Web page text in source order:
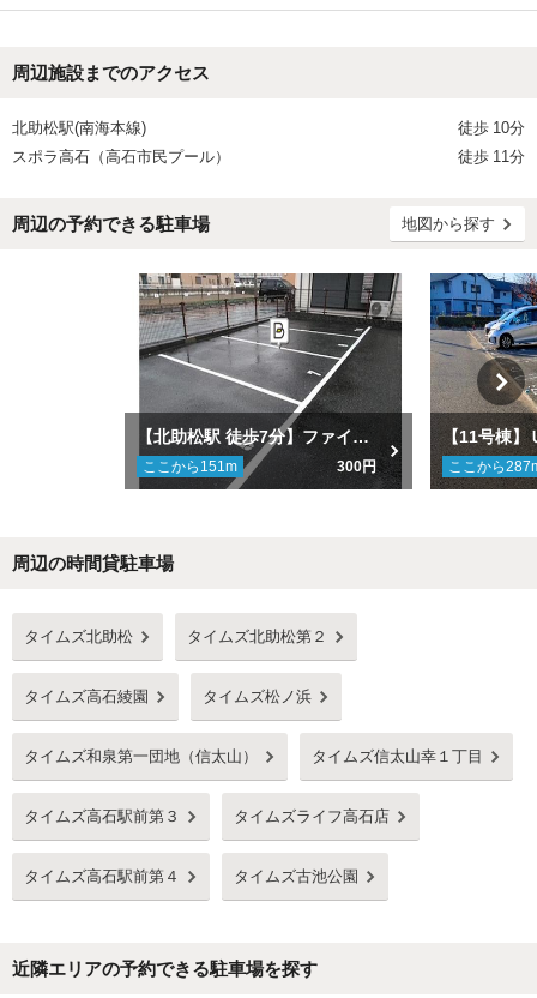
周辺施設までのアクセス
北助松駅(南海本線) 徒歩 10分
スポラ高石（高石市民プール）
徒歩 11分
周辺の予約できる駐車場 地図から探す
【北助松駅 徒歩7分】ファイン末広駐車場
ここから 151m 300円
【11号棟】
ここから287
周辺の時間貸駐車場
タイムズ北助松 タイムズ北助松第２
タイムズ高石綾園 タイムズ松ノ浜
タイムズ和泉第一団地（信太山） タイムズ信太山幸１丁目
タイムズ高石駅前第３ タイムズライフ高石店
タイムズ高石駅前第４ タイムズ古池公園
近隣エリアの予約できる駐車場を探す